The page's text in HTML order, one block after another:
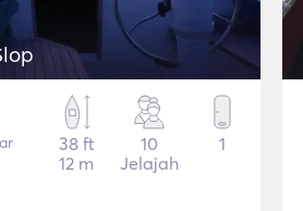
38 ft
12 m
10
Jelajah
1